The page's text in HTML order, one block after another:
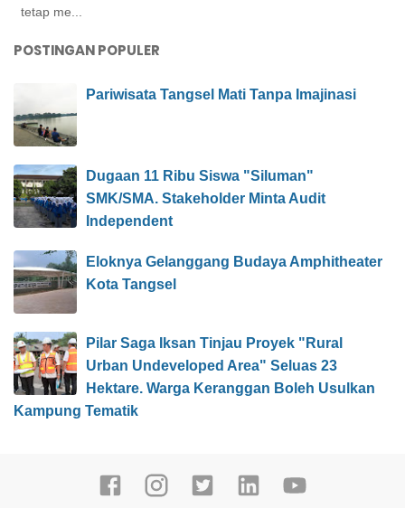
tetap me...
POSTINGAN POPULER
Pariwisata Tangsel Mati Tanpa Imajinasi
Dugaan 11 Ribu Siswa "Siluman"
SMK/SMA. Stakeholder Minta Audit
Independent
Eloknya Gelanggang Budaya Amphitheater
Kota Tangsel
Pilar Saga Iksan Tinjau Proyek "Rural
Urban Undeveloped Area" Seluas 23
Hektare. Warga Keranggan Boleh Usulkan
Kampung Tematik